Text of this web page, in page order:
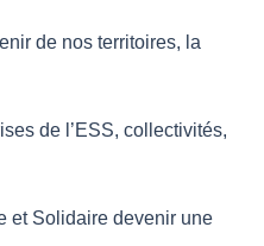
de nos territoires, la
de l’ESS, collectivités,
et Solidaire devenir une